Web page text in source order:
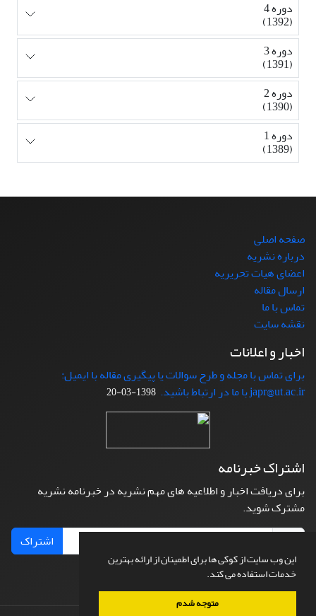
این وب سایت از کوکی ها برای اطمینان از ارائه بهترین
خدمات استفاده می کند.
متوجه شدم
دوره 4
(1392)
دوره 3
(1391)
دوره 2
(1390)
دوره 1
(1389)
صفحه اصلی
درباره نشریه
اعضای هیات تحریریه
ارسال مقاله
تماس با ما
نقشه سایت
اخبار و اعلانات
برای تماس با مجله و طرح سوالات یا پیگیری مقاله با ایمیل:
japr@ut.ac.ir با ما در ارتباط باشید.
1398-03-20
اشتراک خبرنامه
برای دریافت اخبار و اطلاعیه های مهم نشریه در خبرنامه نشریه
مشترک شوید.
اشتراک